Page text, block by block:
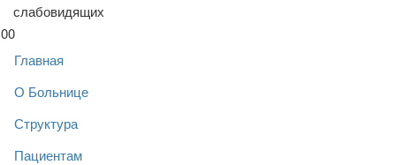
слабовидящих
00
Главная
О Больнице
Структура
Пациентам